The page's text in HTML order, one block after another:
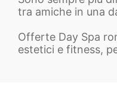
tra amiche in una
Offerte Day Spa
estetici e fitness,